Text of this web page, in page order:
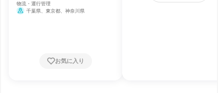
物流・運行管理
千葉県、東京都、神奈川県
お気に入り